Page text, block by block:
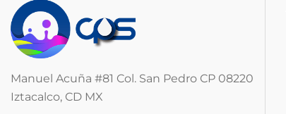
Manuel Acuña #81 Col. San Pedro CP 08220
Iztacalco, CD MX